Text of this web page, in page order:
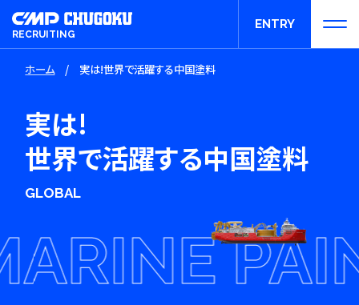
RECRUITING
ENTRY
ホーム/ 実は!世界で活躍する中国塗料
実は!
世界で活躍する中国塗料
GLOBAL